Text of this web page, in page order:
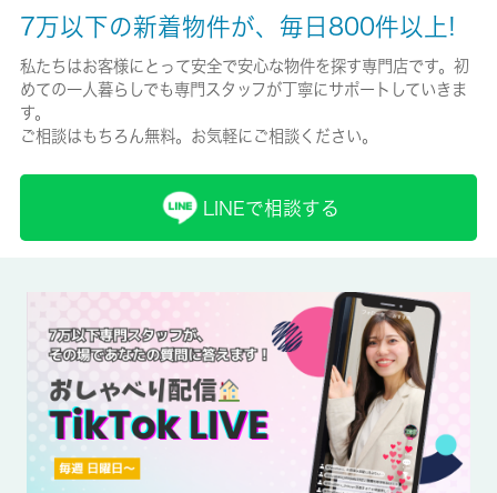
保険加入/料金
有/-
保険名/保険期間
住宅保険料/-
ハウスリーブ株式会社 契約時保証委託料：2.2万/月額保証委託
料：賃料総額の2.2％又は5.5％ ※ペット可は2.5万/2.5％
賃貸区分/契約期間
一般/-
7万以下の新着物件が、毎日800件以上!
私たちはお客様にとって安全で安心な物件を探す専門店です。初
めての一人暮らしでも専門スタッフが丁寧にサポートしていきま
す。
ご相談はもちろん無料。お気軽にご相談ください。
LINEで相談する